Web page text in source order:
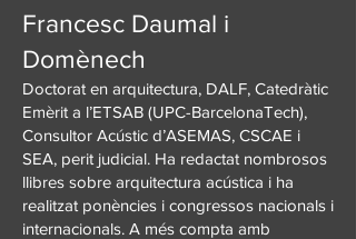
Francesc Daumal i
Domènech
Doctorat en arquitectura, DALF, Catedràtic
Emèrit a l’ETSAB (UPC-BarcelonaTech),
Consultor Acústic d’ASEMAS, CSCAE i
SEA, perit judicial. Ha redactat nombrosos
llibres sobre arquitectura acústica i ha
realitzat ponències i congressos nacionals i
internacionals. A més compta amb